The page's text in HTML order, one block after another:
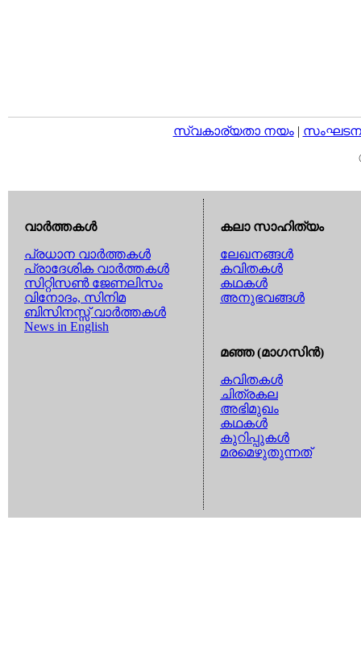
സ്വകാര്യതാ നയം|
വാര്‍ത്തകള്‍
പ്രധാന വാര്‍ത്തകള്‍
പ്രാദേശിക വാര്‍ത്തകള്‍
സിറ്റിസണ്‍ ജേണലിസം
വിനോദം, സിനിമ
ബിസിനസ്സ് വാര്‍ത്തകള്‍
News in English
കലാ സാഹിത്യം
ലേഖനങ്ങള്‍
കവിതകള്‍
കഥകള്‍
അനുഭവങ്ങള്‍
മഞ്ഞ (മാഗസിന്‍)
കവിതകള്‍
ചിത്രകല
അഭിമുഖം
കഥകള്‍
കുറിപ്പുകള്‍
മരമെഴുതുന്നത്